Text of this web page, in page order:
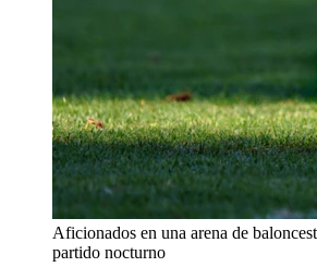
Aficionados en una arena de
partido nocturno